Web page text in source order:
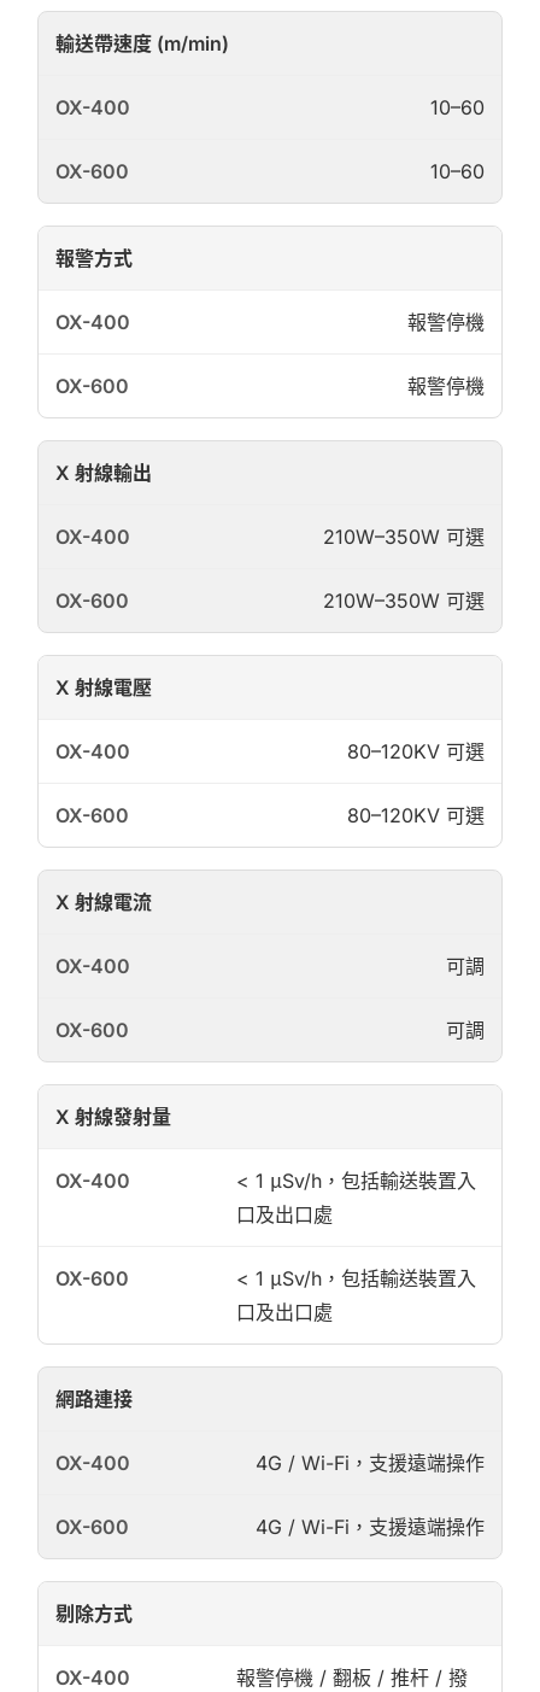
輸送帶速度 (m/min)
10–60
10–60
報警方式
報警停機
報警停機
X 射線輸出
210W–350W 可選
210W–350W 可選
X 射線電壓
80–120KV 可選
80–120KV 可選
X 射線電流
可調
可調
X 射線發射量
< 1 μSv/h，包括輸送裝置入
口及出口處
< 1 μSv/h，包括輸送裝置入
口及出口處
網路連接
4G / Wi-Fi，支援遠端操作
4G / Wi-Fi，支援遠端操作
剔除方式
報警停機 / 翻板 / 推杆 / 撥